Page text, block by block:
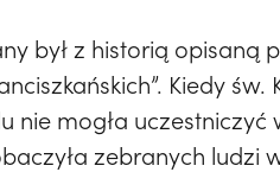
był z historią opisaną
Kiedy św.
nie mogła uczestniczyć
zebranych ludzi